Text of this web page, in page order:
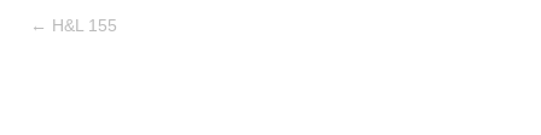
← H&L 155